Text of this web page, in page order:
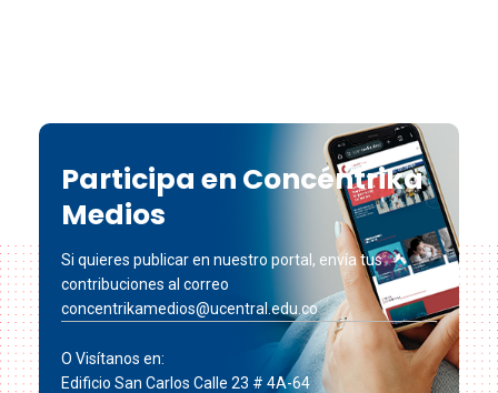
Participa en Concéntrika
Medios
Si quieres publicar en nuestro portal, envía tus
contribuciones al correo
concentrikamedios@ucentral.edu.co
O Visítanos en:
Edificio San Carlos Calle 23 # 4A-64